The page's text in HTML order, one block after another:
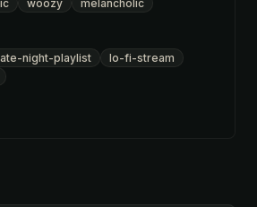
woozy
melancholic
night-playlist
lo-fi-stream